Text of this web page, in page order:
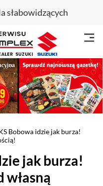
słabowidzących
Bobowa idzie jak burza!
jak burza!